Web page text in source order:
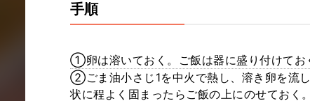
手順
①卵は溶いておく。ご飯は器に盛り付けてお
②ごま油小さじ1を中火で熱し、溶き卵を流
状に程よく固まったらご飯の上にのせておく。